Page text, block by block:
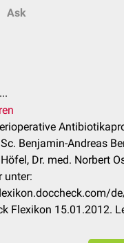
Ask
Benjamin-Andreas
Dr. med. Norbert
unter:
Flexikon 15.01.2012.